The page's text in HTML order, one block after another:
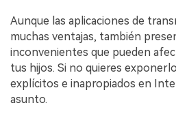
Aunque las aplicaciones de
muchas ventajas, también
inconvenientes que pueden
tus hijos. Si no quieres
explícitos e inapropiados en
asunto.